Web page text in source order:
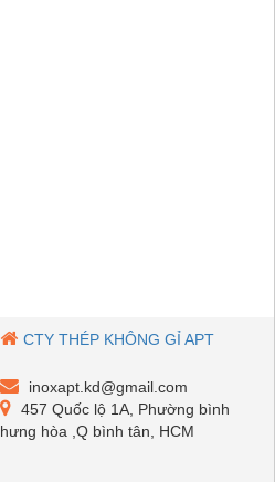
CTY THÉP KHÔNG GỈ APT
inoxapt.kd@gmail.com
457 Quốc lộ 1A, Phường bình
hưng hòa ,Q bình tân, HCM